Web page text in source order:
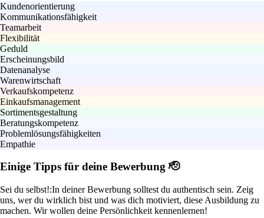
Kundenorientierung
Kommunikationsfähigkeit
Teamarbeit
Flexibilität
Geduld
Erscheinungsbild
Datenanalyse
Warenwirtschaft
Verkaufskompetenz
Einkaufsmanagement
Sortimentsgestaltung
Beratungskompetenz
Problemlösungsfähigkeiten
Empathie
Einige Tipps für deine Bewerbung 🫡
Sei du selbst!:In deiner Bewerbung solltest du authentisch sein. Zeig
uns, wer du wirklich bist und was dich motiviert, diese Ausbildung zu
machen. Wir wollen deine Persönlichkeit kennenlernen!